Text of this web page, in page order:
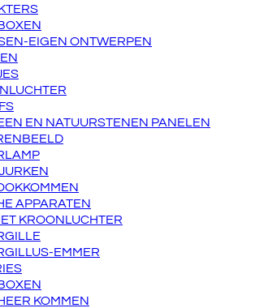
EIGEN ONTWERPEN
EN NATUURSTENEN PANELEN
APPARATEN
KROONLUCHTER
EMMER
KOMMEN